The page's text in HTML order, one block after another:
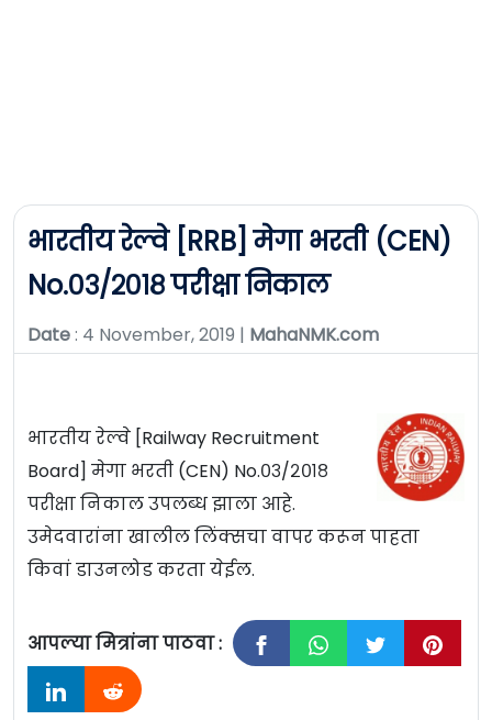
भारतीय रेल्वे [RRB] मेगा भरती (CEN)
No.०३/२०१८ परीक्षा निकाल
Date: 4 November, 2019 | MahaNMK.com
भारतीय रेल्वे [Railway Recruitment
Board] मेगा भरती (CEN) No.०३/२०१८
परीक्षा निकाल उपलब्ध झाला आहे.
उमेदवारांना खालील लिंक्सचा वापर करून पाहता
किवां डाउनलोड करता येईल.
आपल्या मित्रांना पाठवा :